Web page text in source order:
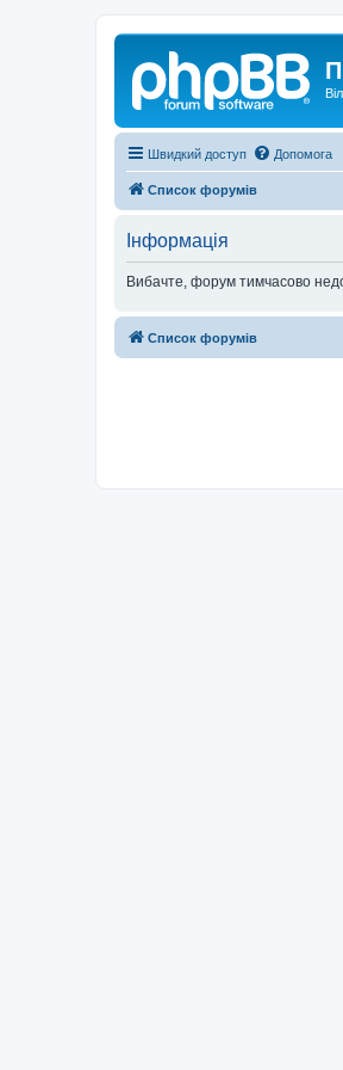
Швидкий доступ Допомога
Список форумів
Інформація
Вибачте, форум тимчасово
Список форумів